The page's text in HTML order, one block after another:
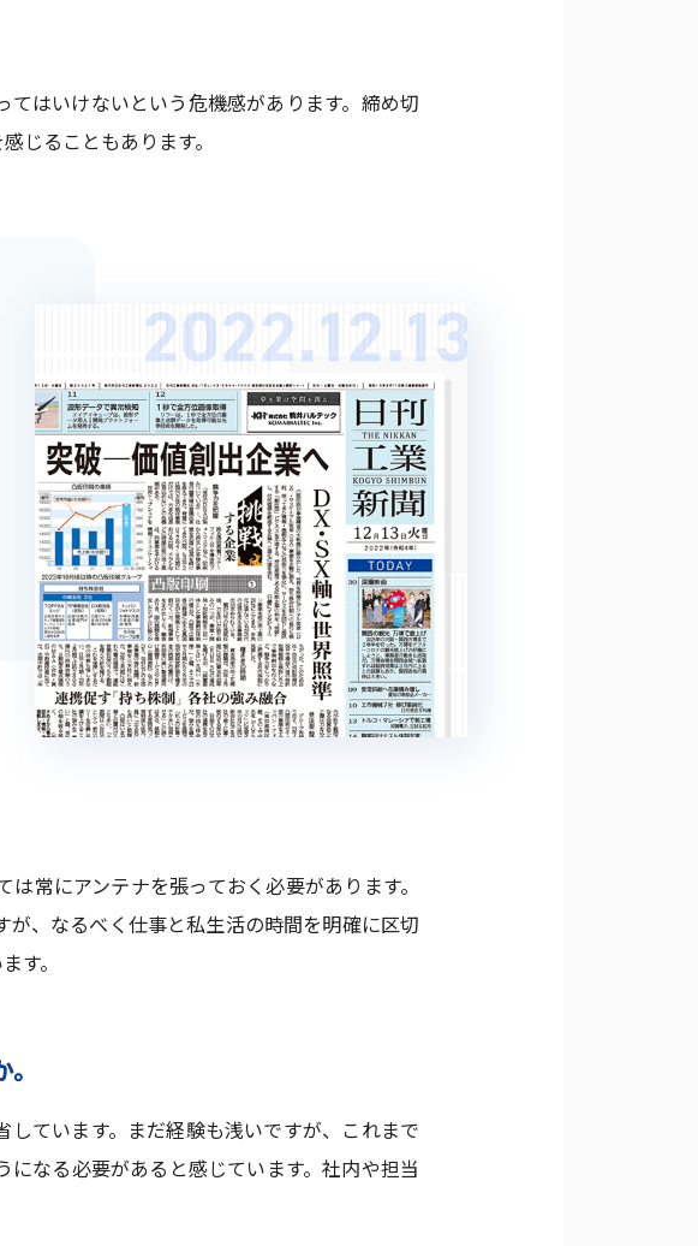
はいけないという危機感があります。締め切
じることもあります。
常にアンテナを張っておく必要があります。
、なるべく仕事と私生活の時間を明確に区切
す。
ています。まだ経験も浅いですが、これまで
なる必要があると感じています。社内や担当